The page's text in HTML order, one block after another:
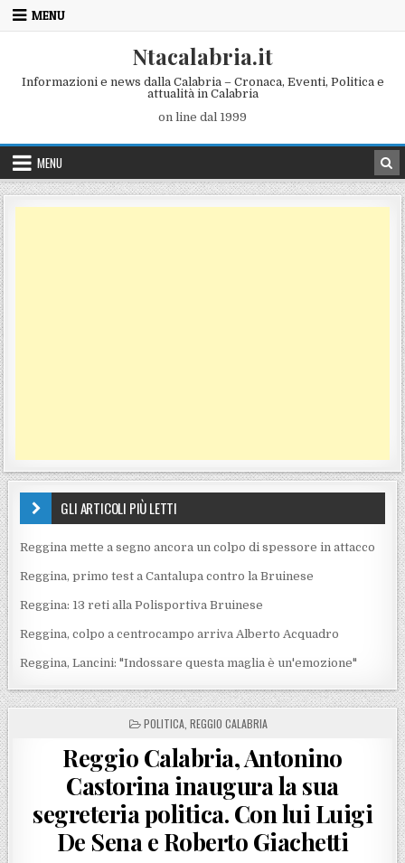
Skip to content
MENU
Ntacalabria.it
Informazioni e news dalla Calabria – Cronaca, Eventi, Politica e
attualità in Calabria
on line dal 1999
MENU
GLI ARTICOLI PIÙ LETTI
Reggina mette a segno ancora un colpo di spessore in attacco
Reggina, primo test a Cantalupa contro la Bruinese
Reggina: 13 reti alla Polisportiva Bruinese
Reggina, colpo a centrocampo arriva Alberto Acquadro
Reggina, Lancini: "Indossare questa maglia è un'emozione"
POSTED IN
POLITICA, REGGIO CALABRIA
Reggio Calabria, Antonino
Castorina inaugura la sua
segreteria politica. Con lui Luigi
De Sena e Roberto Giachetti